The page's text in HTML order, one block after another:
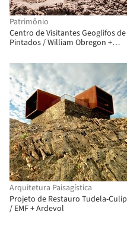
Patrimônio
Centro de Visitantes Geoglifos de
Pintados / William Obregon +
Arquitetura Paisagística
Projeto de Restauro Tudela-Culip
/ EMF + Ardevol